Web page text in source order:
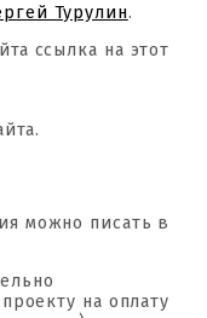
Турулин.
ссылка на этот
можно писать в
на оплату